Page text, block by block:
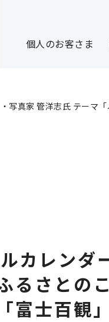
個人のお客さま
写真家 管洋志氏 テーマ
カレンダ
るさとの
富士百観